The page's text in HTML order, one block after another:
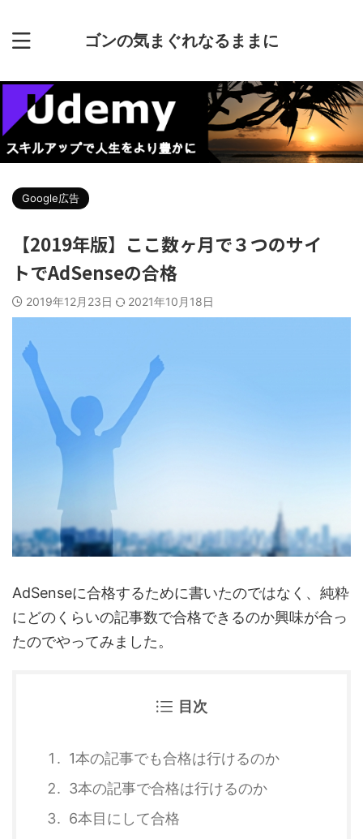
ゴンの気まぐれなるままに
Google広告
【2019年版】ここ数ヶ月で３つのサイ
トでAdSenseの合格
2019年12月23日 2021年10月18日
AdSenseに合格するために書いたのではなく、純粋
にどのくらいの記事数で合格できるのか興味が合っ
たのでやってみました。
目次
1本の記事でも合格は行けるのか
3本の記事で合格は行けるのか
6本目にして合格